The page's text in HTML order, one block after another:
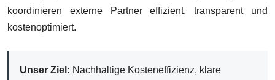
koordinieren externe Partner effizient, transparent und
kostenoptimiert.
Unser Ziel: Nachhaltige Kosteneffizienz, klare